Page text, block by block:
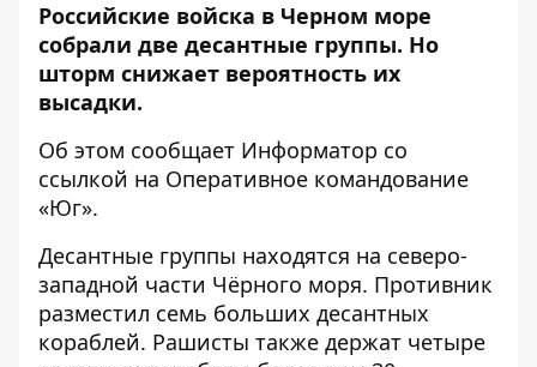
Российские войска в Черном море
собрали две десантные группы. Но
шторм снижает вероятность их
высадки.
Об этом сообщает Информатор со
ссылкой на Оперативное командование
«Юг».
Десантные группы находятся на северо-
западной части Чёрного моря. Противник
разместил семь больших десантных
кораблей. Рашисты также держат четыре